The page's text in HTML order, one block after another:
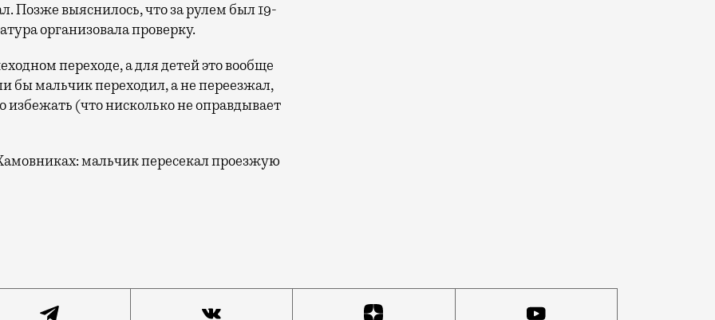
Позже выяснилось, что за рулем был 19-
организовала проверку.
переходе, а для детей это вообще
бы мальчик переходил, а не переезжал,
избежать (что нисколько не оправдывает
мальчик пересекал проезжую
быстрее проскочить «препятствие» в виде пешеходного перехода. Случилось это в Солнцево.